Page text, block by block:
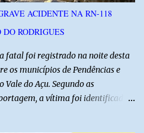
com a administração
a atuação dele contou com a
no Ministério da Saúde e no
ACIDENTE NA RN-118
RODRIGUES
fatal foi registrado na noite desta
os municípios de Pendências e
do Açu. Segundo as
a vítima foi identificada